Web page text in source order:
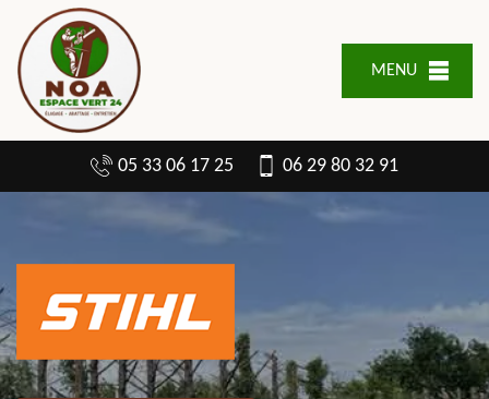
MENU
05 33 06 17 25 06 29 80 32 91